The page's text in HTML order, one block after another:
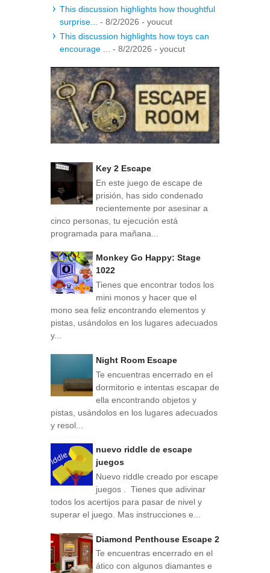
This discussion highlights how thoughtful
surprise...
- 8/2/2026 - youcut
This discussion highlights how toys can
encourage ... - 8/2/2026 - youcut
Key 2 Escape
En este juego de escape de
prisión, has sido condenado
recientemente por asesinar a
cinco personas, tu ejecución está
programada para mañana...
Monkey Go Happy: Stage
1022
Tienes que encontrar todos los
mini monos y hacer que el
mono sea feliz encontrando elementos y
pistas, usándolos en los lugares adecuados
y...
Night Room Escape
Te encuentras encerrado en el
dormitorio e intentas escapar de
ella encontrando objetos y
pistas, usándolos en los lugares adecuados
y resol...
nuevo riddle de escape
juegos
Nuevo riddle creado por escape
juegos . Tienes que adivinar
todos los acertijos para pasar de nivel y
superar el juego. Mas instrucciones e...
Diamond Penthouse Escape 2
Te encuentras encerrado en el
ático con algunos diamantes e